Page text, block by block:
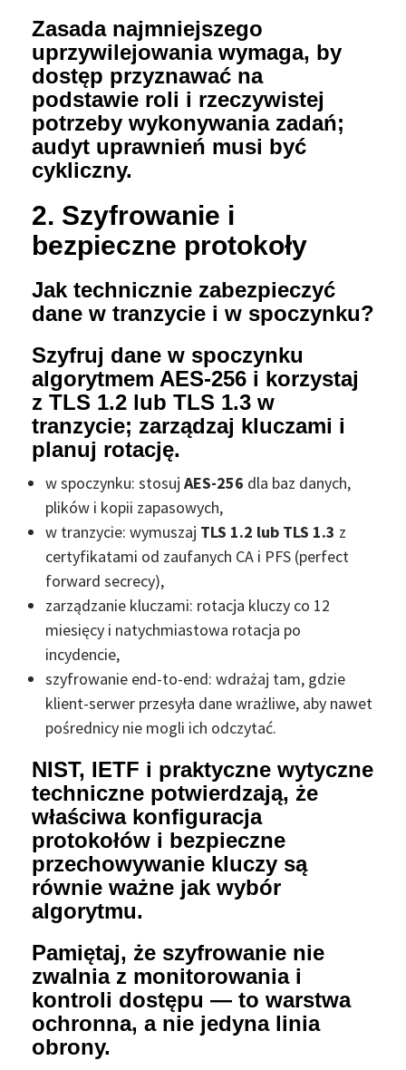
Zasada najmniejszego
uprzywilejowania wymaga, by
dostęp przyznawać na
podstawie roli i rzeczywistej
potrzeby wykonywania zadań;
audyt uprawnień musi być
cykliczny.
2. Szyfrowanie i
bezpieczne protokoły
Jak technicznie zabezpieczyć
dane w tranzycie i w spoczynku?
Szyfruj dane w spoczynku
algorytmem AES-256 i korzystaj
z TLS 1.2 lub TLS 1.3 w
tranzycie; zarządzaj kluczami i
planuj rotację.
w spoczynku: stosuj AES-256 dla baz danych,
plików i kopii zapasowych,
w tranzycie: wymuszaj TLS 1.2 lub TLS 1.3 z
certyfikatami od zaufanych CA i PFS (perfect
forward secrecy),
zarządzanie kluczami: rotacja kluczy co 12
miesięcy i natychmiastowa rotacja po
incydencie,
szyfrowanie end-to-end: wdrażaj tam, gdzie
klient-serwer przesyła dane wrażliwe, aby nawet
pośrednicy nie mogli ich odczytać.
NIST, IETF i praktyczne wytyczne
techniczne potwierdzają, że
właściwa konfiguracja
protokołów i bezpieczne
przechowywanie kluczy są
równie ważne jak wybór
algorytmu.
Pamiętaj, że szyfrowanie nie
zwalnia z monitorowania i
kontroli dostępu — to warstwa
ochronna, a nie jedyna linia
obrony.